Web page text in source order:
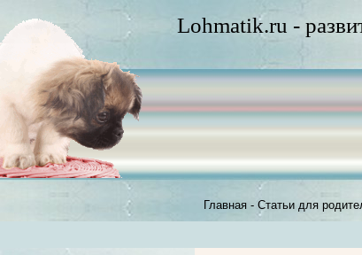
Lohmatik.ru -
Главная - Статьи для